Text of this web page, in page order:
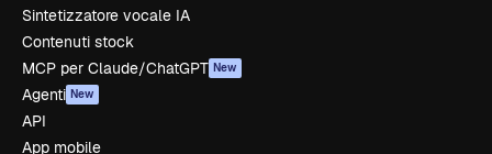
Sintetizzatore vocale IA
Contenuti stock
MCP per Claude/ChatGPT New
Agenti New
API
App mobile